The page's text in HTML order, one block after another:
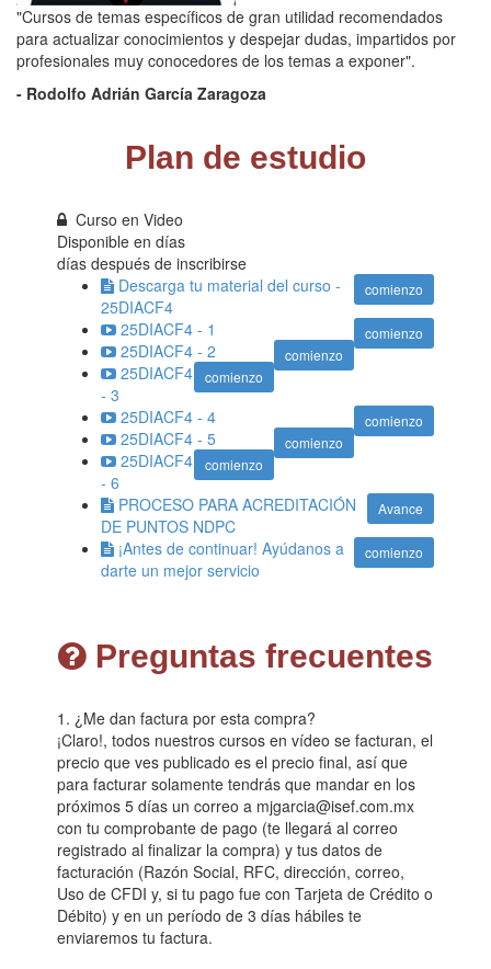
"Cursos de temas específicos de gran utilidad recomendados
para actualizar conocimientos y despejar dudas, impartidos por
profesionales muy conocedores de los temas a exponer".
- Rodolfo Adrián García Zaragoza
Plan de estudio
Curso en Video
Disponible endías
días después de inscribirse
comienzo
Descarga tu material del curso -
25DIACF4
comienzo
25DIACF4 - 1
comienzo
25DIACF4 - 2
comienzo
25DIACF4
- 3
comienzo
25DIACF4 - 4
comienzo
25DIACF4 - 5
comienzo
25DIACF4
- 6
Avance
PROCESO PARA ACREDITACIÓN
DE PUNTOS NDPC
comienzo
¡Antes de continuar! Ayúdanos a
darte un mejor servicio
Preguntas frecuentes
1. ¿Me dan factura por esta compra?
¡Claro!, todos nuestros cursos en vídeo se facturan, el
precio que ves publicado es el precio final, así que
para facturar solamente tendrás que mandar en los
próximos 5 días un correo a mjgarcia@isef.com.mx
con tu comprobante de pago (te llegará al correo
registrado al finalizar la compra) y tus datos de
facturación (Razón Social, RFC, dirección, correo,
Uso de CFDI y, si tu pago fue con Tarjeta de Crédito o
Débito) y en un período de 3 días hábiles te
enviaremos tu factura.